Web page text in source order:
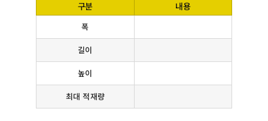
구분 내용
폭
길이
높이
최대 적재량